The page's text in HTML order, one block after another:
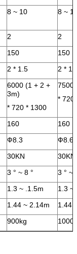
8 ~ 10 8 ~
2
2
150
150
2 * 1.5
2 *
6000 (1 + 2 +
3m)
* 720 * 1300
7500
* 720
160
160
Ф8.3
Ф8.6
30KN
30KN
3 ° ~ 8 °
3 ° ~
1.3 ~ .1.5m
1.3 ~
1.44 ~ 2.14m
1.44
900kg